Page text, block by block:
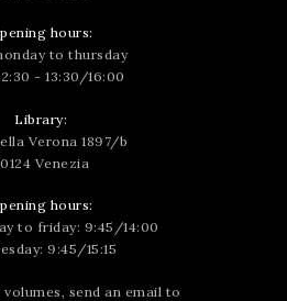
hours:
to thursday
- 13:30/16:00
Library:
Verona 1897/b
Venezia
hours:
to friday: 9:45/14:00
9:45/15:15
send an email to